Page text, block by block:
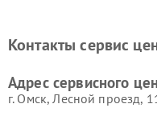
Контакты сервис
Адрес сервисного
г. Омск, ​Лесной проезд,